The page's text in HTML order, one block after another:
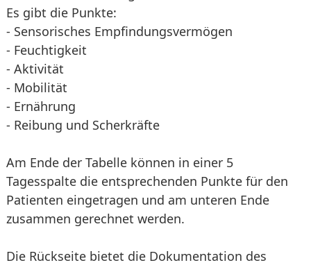
Es gibt die Punkte:
- Sensorisches Empfindungsvermögen
- Feuchtigkeit
- Aktivität
- Mobilität
- Ernährung
- Reibung und Scherkräfte
Am Ende der Tabelle können in einer 5
Tagesspalte die entsprechenden Punkte für den
Patienten eingetragen und am unteren Ende
zusammen gerechnet werden.
Die Rückseite bietet die Dokumentation des